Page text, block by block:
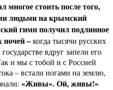
многое стоить после того,
людьми на крымский
гимн получил подлинное
ночей –когда тысячи русских
вдруг запели его
и мы с тобой и с Россией
– встали ногами на землю,
«Живы». Ой, живы!»